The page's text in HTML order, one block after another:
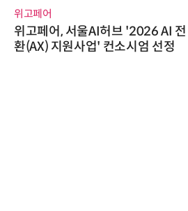
위고페어
위고페어, 서울AI허브 '2026 AI 전
환(AX) 지원사업' 컨소시엄 선정